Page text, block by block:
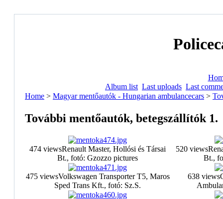
Album list Last uploads Last
Home > Magyar mentőautók - Hungarian ambulancecars >
További mentőautók, betegszállí­tók 1.
474 viewsRenault Master, Hollósi és Társai
Bt., fotó: Gzozzo pictures
520 views
Bt.,
475 viewsVolkswagen Transporter T5, Maros
Sped Trans Kft., fotó: Sz.S.
638 views